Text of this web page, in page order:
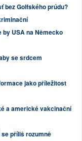
bez Golfského prúdu?
USA na Německo
se srdcem
jako příležitost
a americké vakcinační
příliš rozumně